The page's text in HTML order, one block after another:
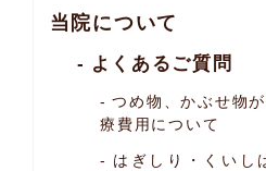
当院について
よくあるご質問
つめ物、かぶせ物
療費用について
はぎしり・くいし